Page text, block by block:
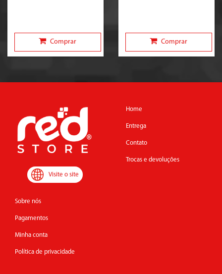
Comprar Comprar
Home
Entrega
Contato
Trocas e devoluções
Sobre nós
Pagamentos
Minha conta
Política de privacidade
Visite o site